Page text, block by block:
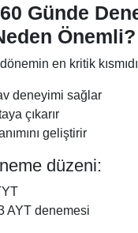
Günde
Önemli?
en kritik
deneyimi sağlar
çıkarır
geliştirir
düzeni:
AYT denemesi